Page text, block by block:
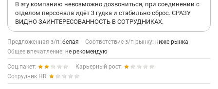
стукачества, по большей степени надуманного - то вам сюда.
Проработала 3 года в этом аду и больше не хочу туда
возвращаться
В эту компанию невозможно дозвониться, при соединении с
отделом персонала идёт 3 гудка и стабильно сброс. СРАЗУ
ВИДНО ЗАИНТЕРЕСОВАННОСТЬ В СОТРУДНИКАХ.
Предложенная з/п: белая Соответствие з/п рынку: ниже рынка
Общее впечатление: не рекомендую
Соц.пакет:
Карьерный рост:
Сотрудник HR: